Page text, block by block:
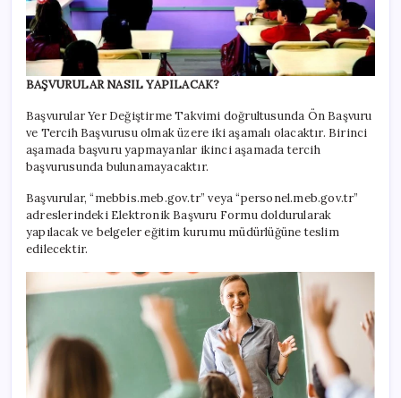
BAŞVURULAR NASIL YAPILACAK?
Başvurular Yer Değiştirme Takvimi doğrultusunda Ön Başvuru
ve Tercih Başvurusu olmak üzere iki aşamalı olacaktır. Birinci
aşamada başvuru yapmayanlar ikinci aşamada tercih
başvurusunda bulunamayacaktır.
Başvurular, “mebbis.meb.gov.tr” veya “personel.meb.gov.tr”
adreslerindeki Elektronik Başvuru Formu doldurularak
yapılacak ve belgeler eğitim kurumu müdürlüğüne teslim
edilecektir.